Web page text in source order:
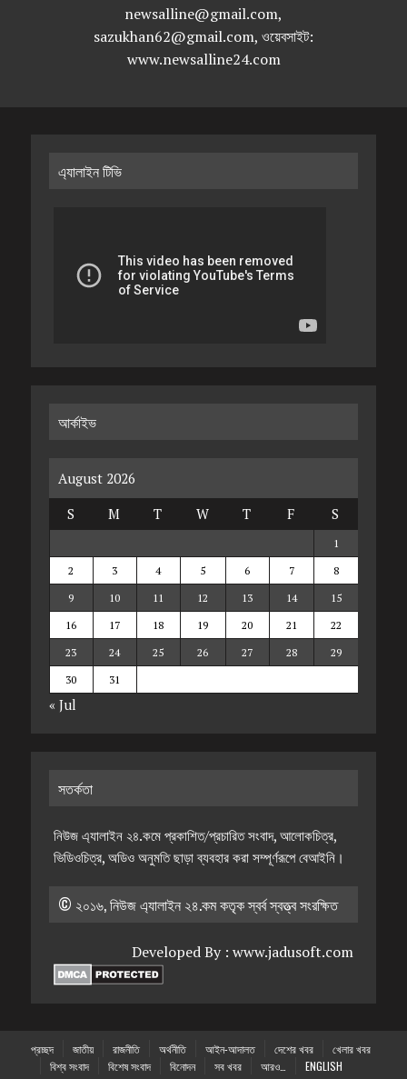
newsalline@gmail.com,
sazukhan62@gmail.com, ওয়েবসাইট:
www.newsalline24.com
এ্যালাইন টিভি
আর্কাইভ
August 2026
S
M T W T F S
1
2
3 4 5 6 7
8
9
10 11 12 13 14
15
16
17 18 19 20 21
22
23
24 25 26 27 28
29
30
31
« Jul
সতর্কতা
নিউজ এ্যালাইন ২৪.কমে প্রকাশিত/প্রচারিত সংবাদ, আলোকচিত্র,
ভিডিওচিত্র, অডিও অনুমতি ছাড়া ব্যবহার করা সম্পূর্ণরূপে বেআইনি।
© ২০১৬, নিউজ এ্যালাইন ২৪.কম কতৃক স্বর্ব স্বত্ত্ব সংরক্ষিত
Developed By :www.jadusoft.com
প্রচ্ছদ জাতীয় রাজনীতি অর্থনীতি আইন-আদালত দেশের খবর
খেলার খবর
বিশ্ব সংবাদ
বিশেষ সংবাদ বিনোদন সব খবর আরও… ENGLISH